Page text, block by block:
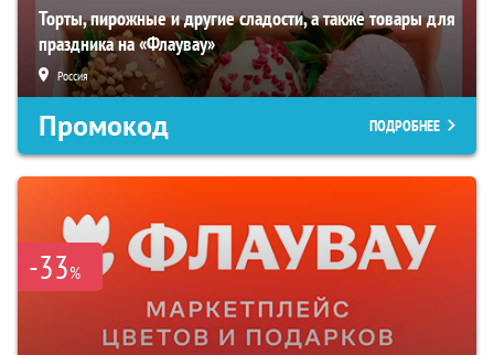
Торты, пирожные и другие сладости, а также товары для
праздника на «Флаувау»
Россия
Промокод ПОДРОБНЕЕ
-33%